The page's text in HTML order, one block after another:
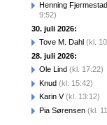
Henning
9:52)
30. juli 2026:
Tove M. Dahl (kl.
28. juli 2026:
Ole Lind (kl. 17:22)
Knud (kl. 15:42)
Karin V(kl. 13:12)
Pia Sørensen (kl.